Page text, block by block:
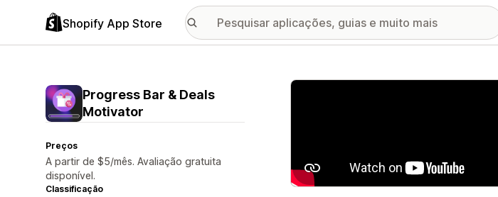
Shopify App Store
Progress Bar & Deals
Motivator
Preços
A partir de $5/mês. Avaliação gratuita
disponível.
Classificação
Galeria de imagens em destaque